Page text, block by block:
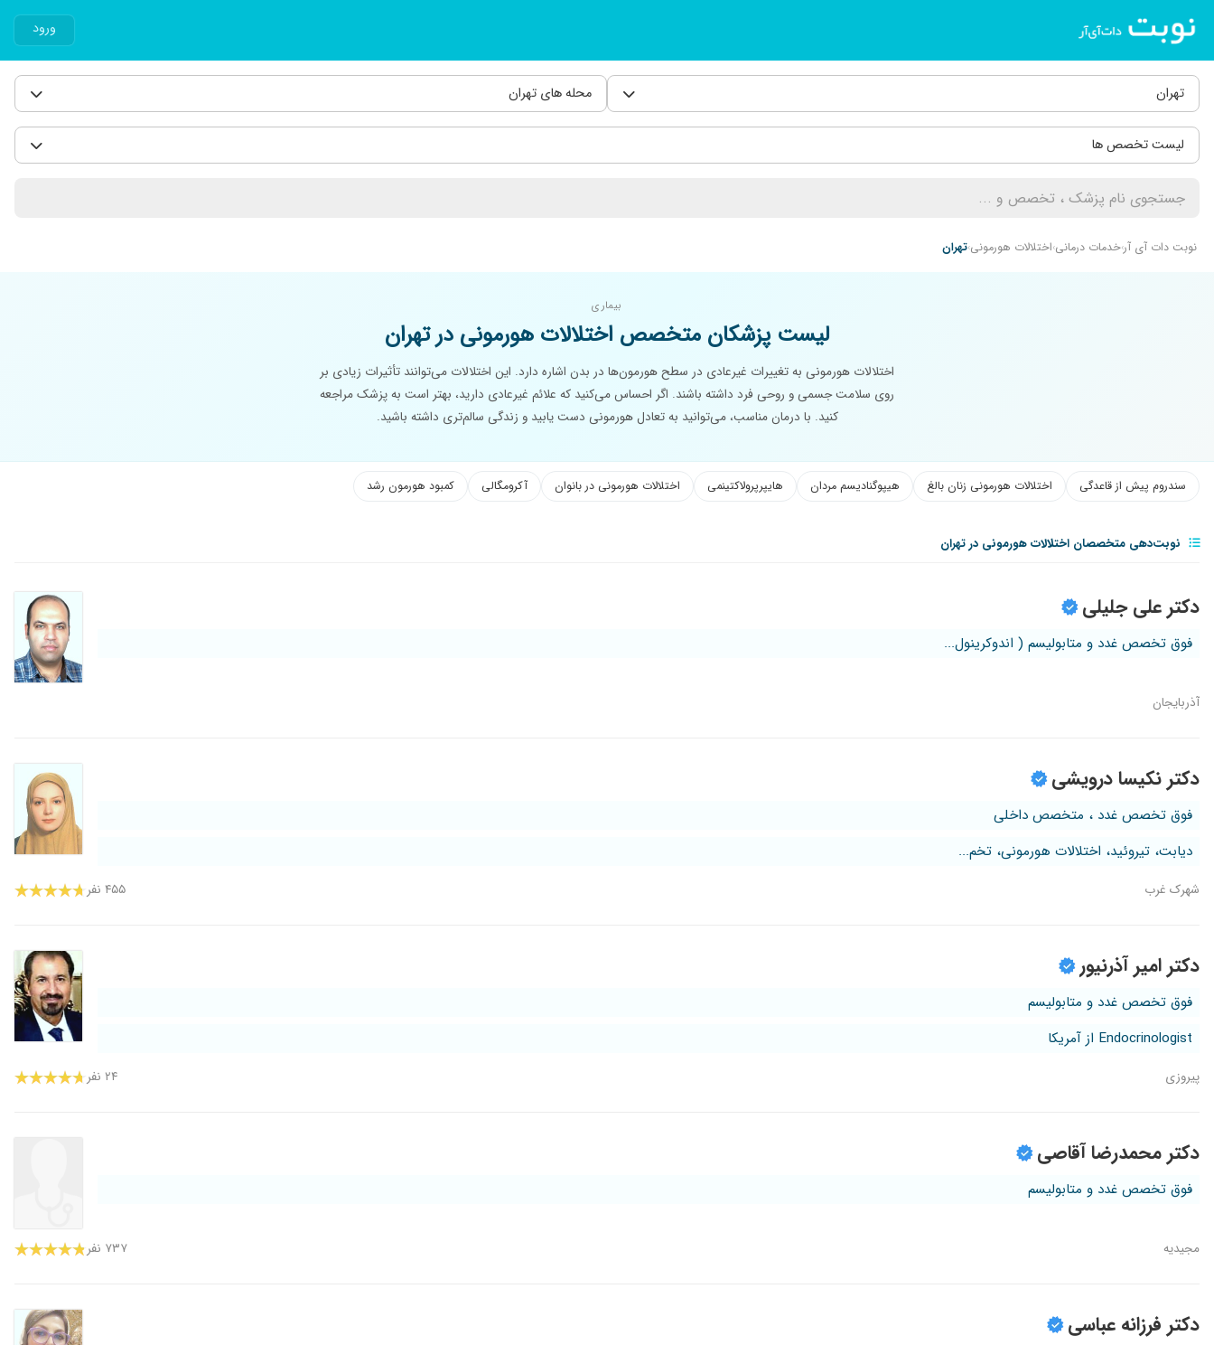
ورود
تهران محله های تهران
لیست تخصص ها
نوبت دات آی آرخدمات درمانی اختلالات هورمونی تهران
بیماری
لیست پزشکان متخصص اختلالات هورمونی در تهران
اختلالات هورمونی به تغییرات غیرعادی در سطح هورمون‌ها در بدن اشاره دارد. این اختلالات می‌توانند تأثیرات زیادی بر
روی سلامت جسمی و روحی فرد داشته باشند. اگر احساس می‌کنید که علائم غیرعادی دارید، بهتر است به پزشک مراجعه
کنید. با درمان مناسب، می‌توانید به تعادل هورمونی دست یابید و زندگی سالم‌تری داشته باشید.
سندروم پیش از قاعدگی اختلالات هورمونی زنان بالغ هیپوگنادیسم مردان هایپرپرولاکتینمی اختلالات هورمونی در بانوان آکرومگالی کمبود هورمون رشد
نوبت‌دهی متخصصان اختلالات هورمونی در تهران
دکتر علی جلیلی
فوق تخصص غدد و متابولیسم ( اندوکرینول...
آذربایجان
دکتر نکیسا درویشی
فوق تخصص غدد ، متخصص داخلی
دیابت، تیروئید، اختلالات هورمونی، تخم...
شهرک غرب ۴۵۵ نفر
دکتر امیر آذرنیور
فوق تخصص غدد و متابولیسم
Endocrinologist از آمریکا
پیروزی ۲۴ نفر
دکتر محمدرضا آقاصی
فوق تخصص غدد و متابولیسم
مجیدیه ۷۳۷ نفر
دکتر فرزانه عباسی